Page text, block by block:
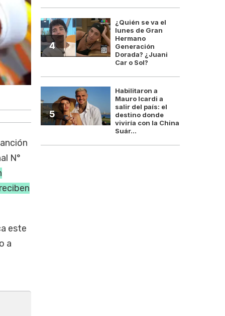
El proyecto tendrá que tratarse
N°
este
a
4
¿Quién se va el
lunes de Gran
Hermano
Generación
Dorada? ¿Juani
Car o Sol?
5
Habilitaron a
Mauro Icardi a
salir del país: el
destino donde
viviría con la China
Suár...